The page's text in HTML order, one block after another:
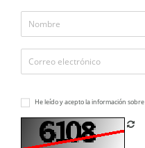
He leído y acepto la información sobre